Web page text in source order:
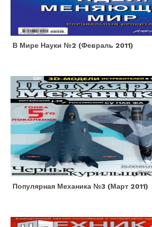
В Мире Науки №2 (февраль 2011)
Популярная Механика №3 (март 2011)